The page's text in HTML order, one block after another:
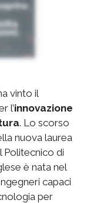
vinto il
l’innovazione
. Lo scorso
nuova laurea
Politecnico di
è nata nel
capaci
per